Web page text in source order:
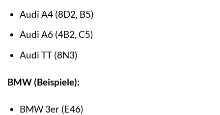
Audi A4 (8D2, B5)
Audi A6 (4B2, C5)
Audi TT (8N3)
BMW (Beispiele):
BMW 3er (E46)